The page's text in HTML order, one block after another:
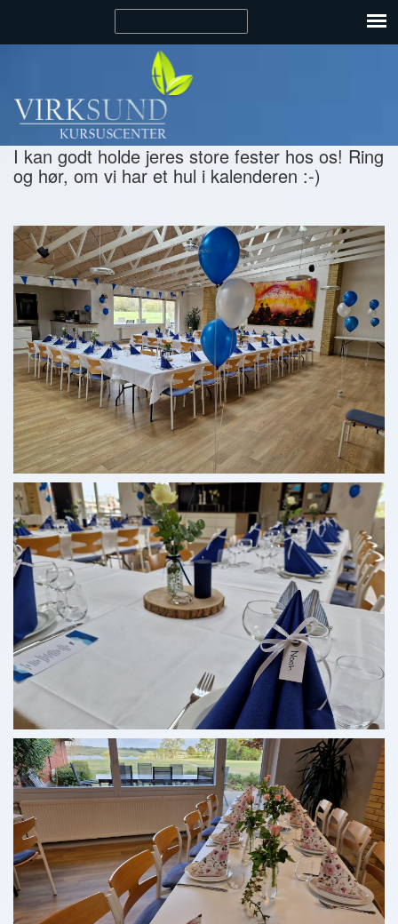
I kan godt holde jeres store fester hos os! Ring
og hør, om vi har et hul i kalenderen :-)